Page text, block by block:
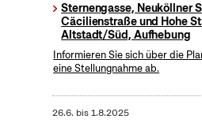
Sternengasse, Neuköllner
Cäcilienstraße und Hohe
Altstadt/Süd, Aufhebung
Informieren Sie sich über die
eine Stellungnahme ab.
26.6. bis1.8.2025